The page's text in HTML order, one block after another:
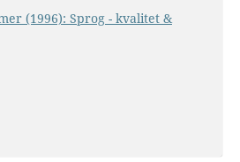
(1996): Sprog - kvalitet &